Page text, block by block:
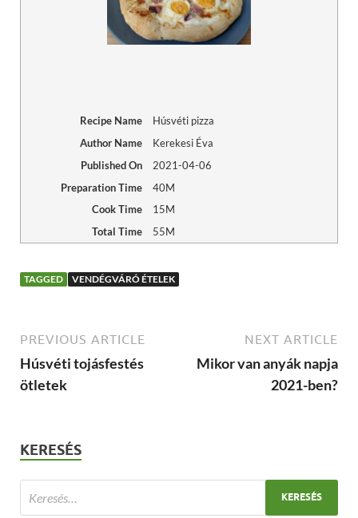
Recipe Name
Húsvéti pizza
Author Name
Kerekesi Éva
Published On
2021-04-06
Preparation Time
40M
Cook Time
15M
Total Time
55M
TAGGED VENDÉGVÁRÓ ÉTELEK
PREVIOUS ARTICLE
Húsvéti tojásfestés
ötletek
NEXT ARTICLE
Mikor van anyák napja
2021-ben?
KERESÉS